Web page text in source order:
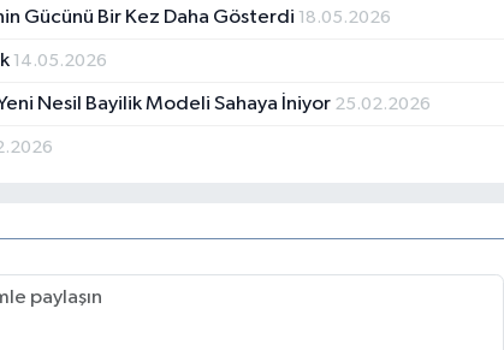
Gücünü Bir Kez Daha Gösterdi 18.05.2026
14.05.2026
Nesil Bayilik Modeli Sahaya İniyor 25.02.2026